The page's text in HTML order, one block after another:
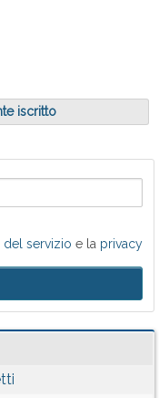
iscritto
servizio e la privacy